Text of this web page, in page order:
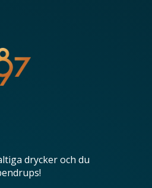
drycker och du